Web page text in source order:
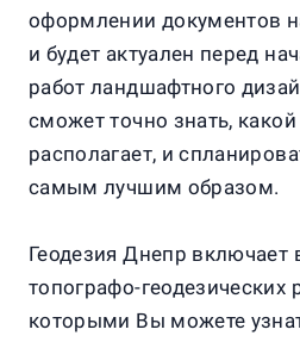
оформлении документов
и будет актуален перед
работ ландшафтного
сможет точно знать,
располагает, и
самым лучшим образом.
Геодезия Днепр включает
топографо-геодезических
которыми Вы можете